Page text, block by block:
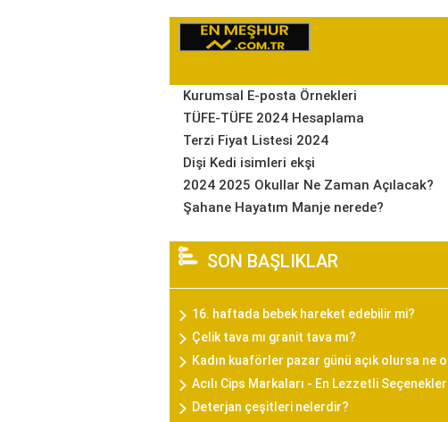
Kurumsal E-posta Örnekleri
TÜFE-TÜFE 2024 Hesaplama
Terzi Fiyat Listesi 2024
Dişi Kedi isimleri ekşi
2024 2025 Okullar Ne Zaman Açılacak?
Şahane Hayatım Manje nerede?
SON BAŞLIKLAR
16. haftada bebek hareket edebilir mi?
Çelik tava mı granit tava mı?
Kadın kuaförler pazar günü açık olursa ne
Acılı Cips Markaları - En Lezzetli Seçenekler
Deterjan çeşitleri nelerdir?